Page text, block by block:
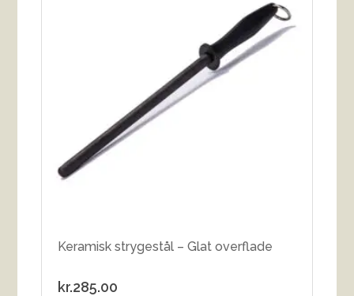
Keramisk strygestål – Glat overflade
kr.285.00